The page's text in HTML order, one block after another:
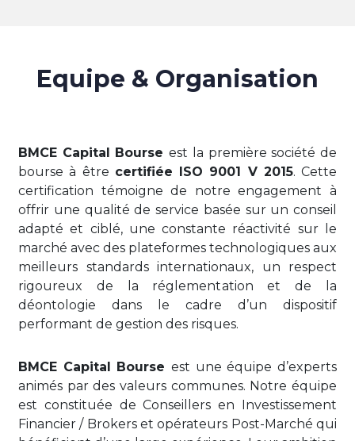
Equipe & Organisation
BMCE Capital Bourseest la première société de
bourse à être certifiée ISO 9001 V 2015. Cette
certification témoigne de notre engagement à
offrir une qualité de service basée sur un conseil
adapté et ciblé, une constante réactivité sur le
marché avec des plateformes technologiques aux
meilleurs standards internationaux, un respect
rigoureux de la réglementation et de la
déontologie dans le cadre d’un dispositif
performant de gestion des risques.
BMCE Capital Bourse est une équipe d’experts
animés par des valeurs communes. Notre équipe
est constituée de Conseillers en Investissement
Financier / Brokers et opérateurs Post-Marché qui